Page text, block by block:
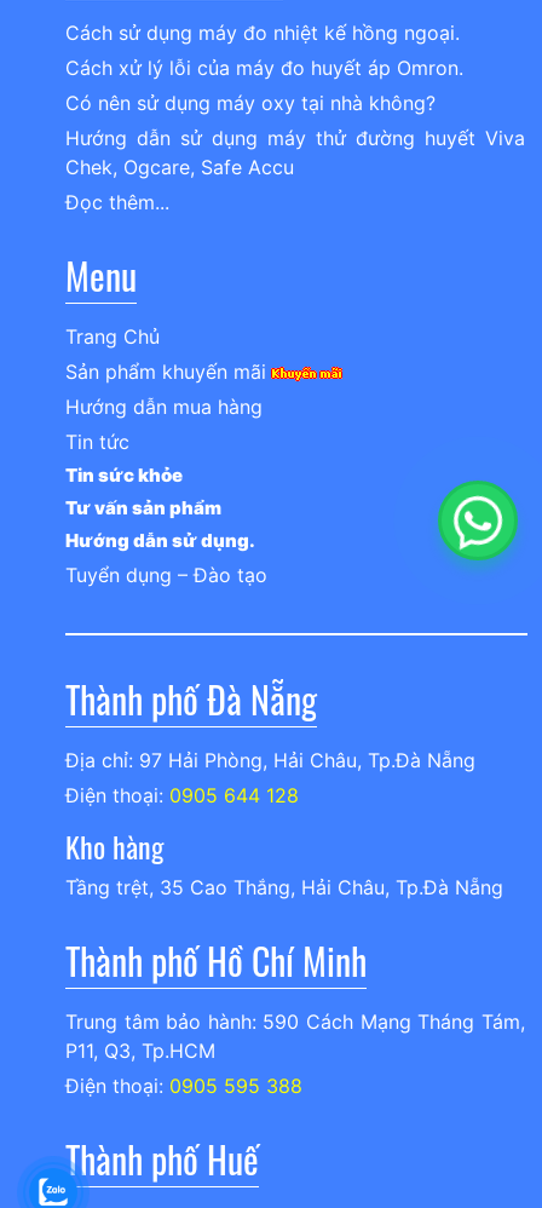
Cách sử dụng máy đo nhiệt kế hồng ngoại.
Cách xử lý lỗi của máy đo huyết áp Omron.
Có nên sử dụng máy oxy tại nhà không?
Hướng dẫn sử dụng máy thử đường huyết Viva
Chek, Ogcare, Safe Accu
Đọc thêm...
Menu
Trang Chủ
Sản phẩm khuyến mãi
Hướng dẫn mua hàng
Tin tức
Tin sức khỏe
Tư vấn sản phẩm
Hướng dẫn sử dụng.
Tuyển dụng – Đào tạo
Thành phố Đà Nẵng
Địa chỉ: 97 Hải Phòng, Hải Châu, Tp.Đà Nẵng
Điện thoại: 0905 644 128
Kho hàng
Tầng trệt, 35 Cao Thắng, Hải Châu, Tp.Đà Nẵng
Thành phố Hồ Chí Minh
Trung tâm bảo hành: 590 Cách Mạng Tháng Tám,
P11, Q3, Tp.HCM
Điện thoại: 0905 595 388
Thành phố Huế